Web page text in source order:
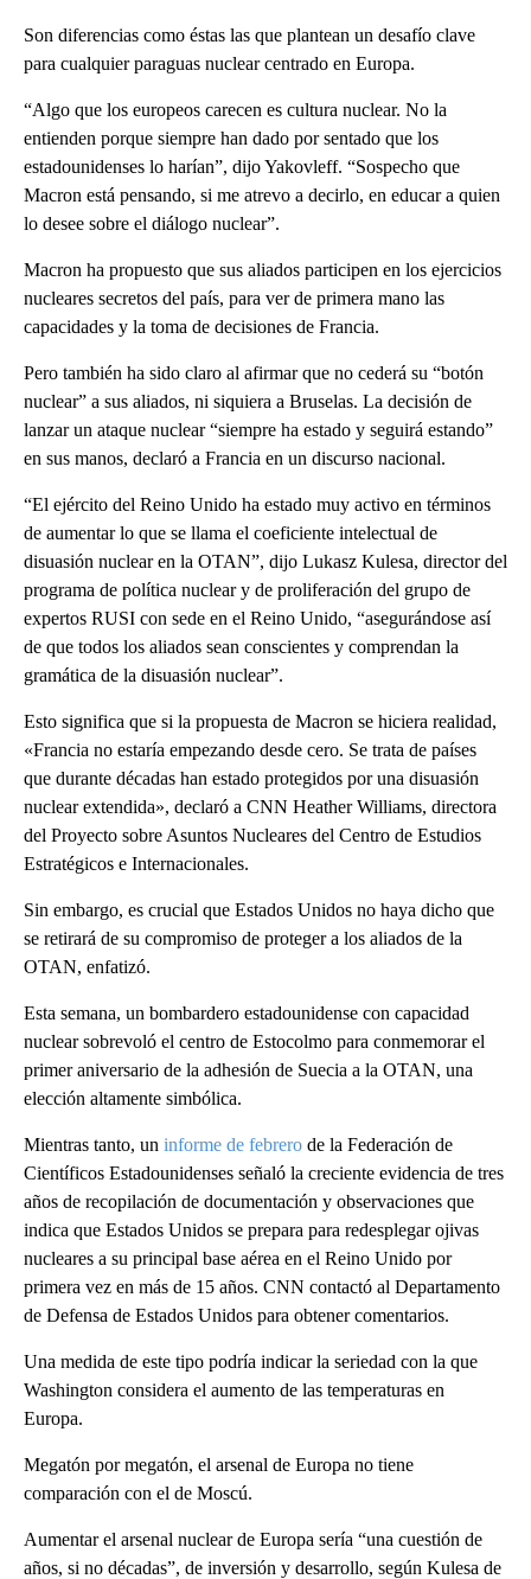
Son diferencias como éstas las que plantean un desafío clave
para cualquier paraguas nuclear centrado en Europa.
“Algo que los europeos carecen es cultura nuclear. No la
entienden porque siempre han dado por sentado que los
estadounidenses lo harían”, dijo Yakovleff. “Sospecho que
Macron está pensando, si me atrevo a decirlo, en educar a quien
lo desee sobre el diálogo nuclear”.
Macron ha propuesto que sus aliados participen en los ejercicios
nucleares secretos del país, para ver de primera mano las
capacidades y la toma de decisiones de Francia.
Pero también ha sido claro al afirmar que no cederá su “botón
nuclear” a sus aliados, ni siquiera a Bruselas. La decisión de
lanzar un ataque nuclear “siempre ha estado y seguirá estando”
en sus manos, declaró a Francia en un discurso nacional.
“El ejército del Reino Unido ha estado muy activo en términos
de aumentar lo que se llama el coeficiente intelectual de
disuasión nuclear en la OTAN”, dijo Lukasz Kulesa, director del
programa de política nuclear y de proliferación del grupo de
expertos RUSI con sede en el Reino Unido, “asegurándose así
de que todos los aliados sean conscientes y comprendan la
gramática de la disuasión nuclear”.
Esto significa que si la propuesta de Macron se hiciera realidad,
«Francia no estaría empezando desde cero. Se trata de países
que durante décadas han estado protegidos por una disuasión
nuclear extendida», declaró a CNN Heather Williams, directora
del Proyecto sobre Asuntos Nucleares del Centro de Estudios
Estratégicos e Internacionales.
Sin embargo, es crucial que Estados Unidos no haya dicho que
se retirará de su compromiso de proteger a los aliados de la
OTAN, enfatizó.
Esta semana, un bombardero estadounidense con capacidad
nuclear sobrevoló el centro de Estocolmo para conmemorar el
primer aniversario de la adhesión de Suecia a la OTAN, una
elección altamente simbólica.
Mientras tanto, un informe de febrero de la Federación de
Científicos Estadounidenses señaló la creciente evidencia de tres
años de recopilación de documentación y observaciones que
indica que Estados Unidos se prepara para redesplegar ojivas
nucleares a su principal base aérea en el Reino Unido por
primera vez en más de 15 años. CNN contactó al Departamento
de Defensa de Estados Unidos para obtener comentarios.
Una medida de este tipo podría indicar la seriedad con la que
Washington considera el aumento de las temperaturas en
Europa.
Megatón por megatón, el arsenal de Europa no tiene
comparación con el de Moscú.
Aumentar el arsenal nuclear de Europa sería “una cuestión de
años, si no décadas”, de inversión y desarrollo, según Kulesa de